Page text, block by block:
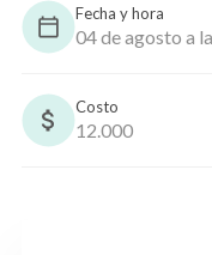
Fecha y hora
04 de agosto a
Costo
12.000